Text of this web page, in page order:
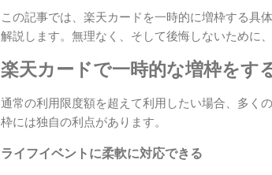
この記事では、楽天カードを一時的に増枠する具
解説します。無理なく、そして後悔しないために
楽天カードで一時的な増枠をす
通常の利用限度額を超えて利用したい場合、多く
枠には独自の利点があります。
ライフイベントに柔軟に対応できる